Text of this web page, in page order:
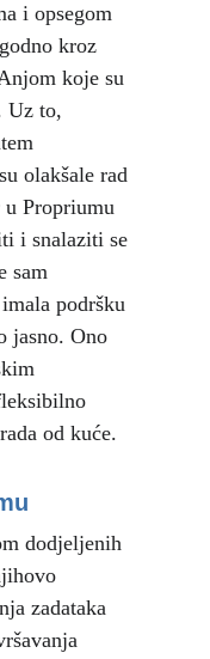
i opsegom
kroz
koje su
Uz to,
olakšale rad
u Propriumu
i snalaziti se
sam
podršku
jasno. Ono
od kuće.
dodjeljenih
zadataka